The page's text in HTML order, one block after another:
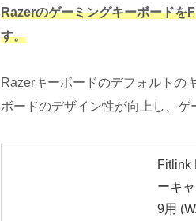
Razerのゲーミングキーボードを
す。
Razerキーボードのデフォルトの
ボードのデザイン性が向上し、ゲ
Fitlink
ーキ
9用